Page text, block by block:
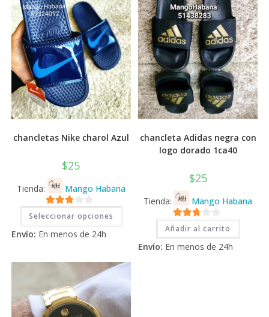
chancletas Nike charol Azul
$25
Tienda: Mango Habana
2.71
de 5
Seleccionar opciones
Este
producto
tiene
variantes.
opciones
elegir
en
la
página
Envío: En menos de 24h
chancleta Adidas negra con
logo dorado 1ca40
$25
Tienda: Mango Habana
2.71
de 5
Añadir al carrito
Envío: En menos de 24h